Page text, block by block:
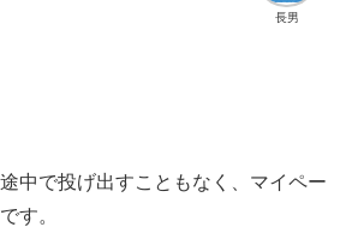
長男
中で投げ出すこともなく、マイペー
す。